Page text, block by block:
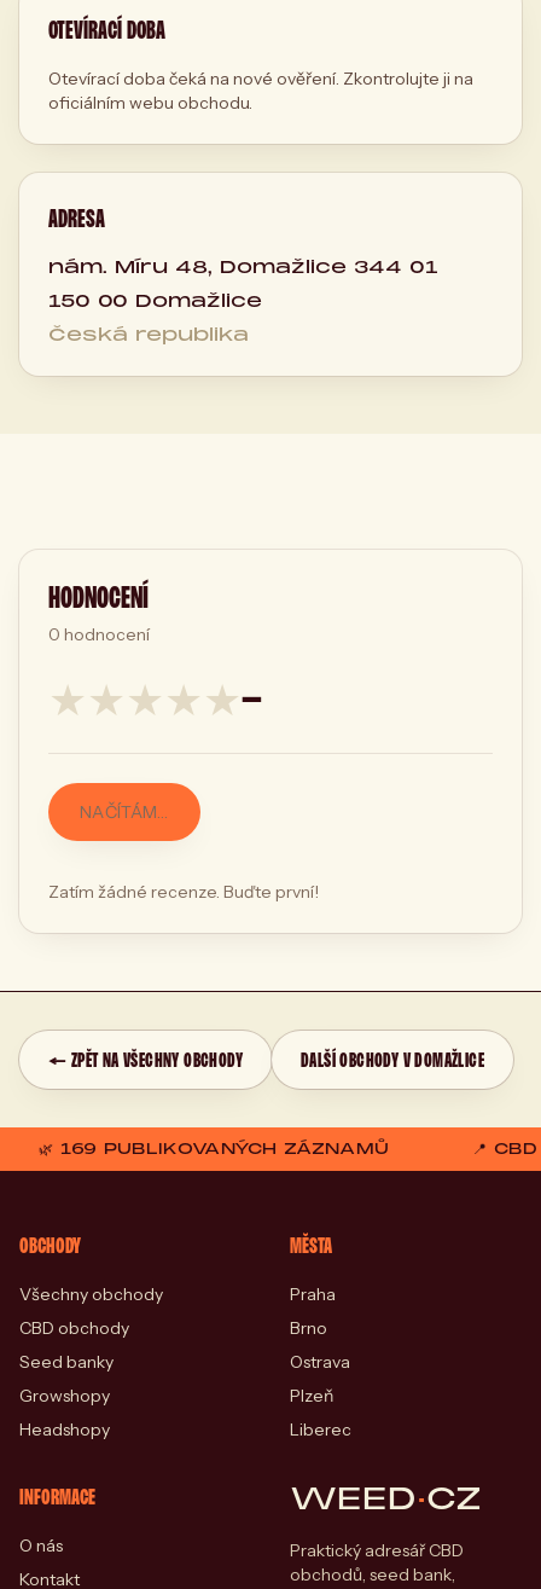
OTEVÍRACÍ DOBA
Otevírací doba čeká na nové ověření. Zkontrolujte ji na
oficiálním webu obchodu.
ADRESA
nám. Míru 48, Domažlice 344 01
150 00 Domažlice
Česká republika
HODNOCENÍ
0 hodnocení
★★★★★—
NAČÍTÁM…
Zatím žádné recenze. Buďte první!
← ZPĚT NA VŠECHNY OBCHODY DALŠÍ OBCHODY V DOMAŽLICE
🌿 169 PUBLIKOVANÝCH ZÁZNAMŮ 📍
OBCHODY
Všechny obchody
CBD obchody
Seed banky
Growshopy
Headshopy
MĚSTA
Praha
Brno
Ostrava
Plzeň
Liberec
INFORMACE
O nás
Kontakt
WEED·CZ
Praktický adresář CBD
obchodů, seed bank,